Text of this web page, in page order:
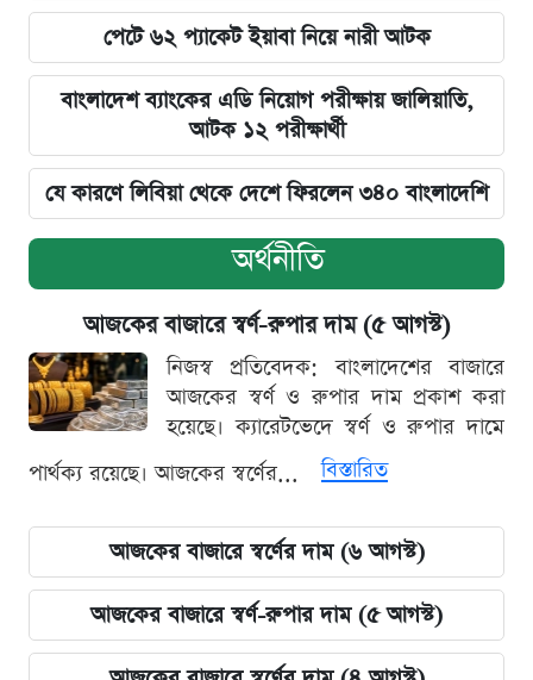
পেটে ৬২ প্যাকেট ইয়াবা নিয়ে নারী আটক
বাংলাদেশ ব্যাংকের এডি নিয়োগ পরীক্ষায় জালিয়াতি,
আটক ১২ পরীক্ষার্থী
যে কারণে লিবিয়া থেকে দেশে ফিরলেন ৩৪০ বাংলাদেশি
অর্থনীতি
আজকের বাজারে স্বর্ণ-রুপার দাম (৫ আগস্ট)
নিজস্ব প্রতিবেদক: বাংলাদেশের বাজারে
আজকের স্বর্ণ ও রুপার দাম প্রকাশ করা
হয়েছে। ক্যারেটভেদে স্বর্ণ ও রুপার দামে
পার্থক্য রয়েছে। আজকের স্বর্ণের...
বিস্তারিত
আজকের বাজারে স্বর্ণের দাম (৬ আগস্ট)
আজকের বাজারে স্বর্ণ-রুপার দাম (৫ আগস্ট)